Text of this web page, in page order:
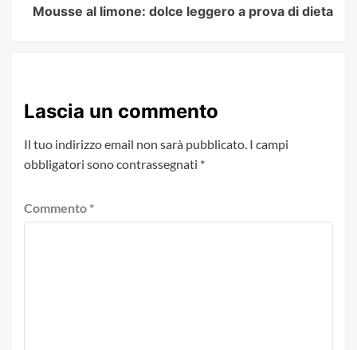
Mousse al limone: dolce leggero a prova di dieta
Lascia un commento
Il tuo indirizzo email non sarà pubblicato. I campi
obbligatori sono contrassegnati *
Commento *